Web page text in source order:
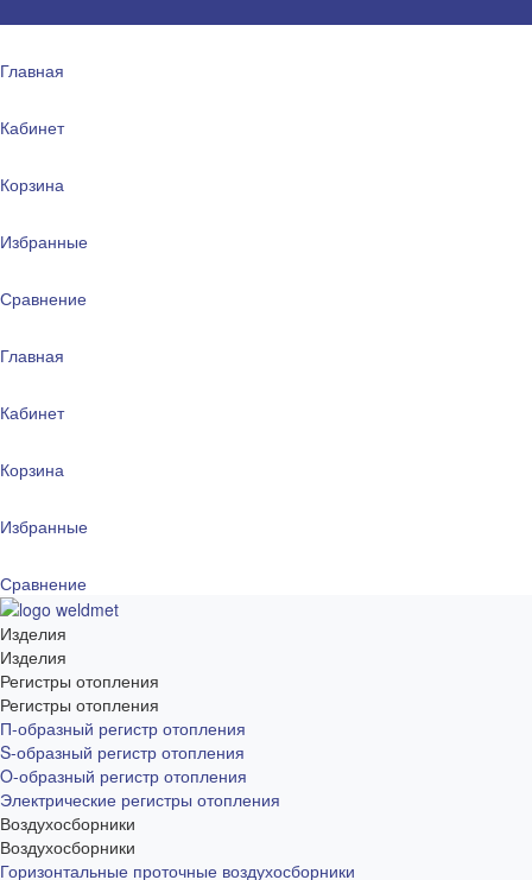
Главная
Кабинет
Корзина
Избранные
Сравнение
Главная
Кабинет
Корзина
Избранные
Сравнение
Изделия
Изделия
Регистры отопления
Регистры отопления
П-образный регистр отопления
S-образный регистр отопления
O-образный регистр отопления
Электрические регистры отопления
Воздухосборники
Воздухосборники
Горизонтальные проточные воздухосборники